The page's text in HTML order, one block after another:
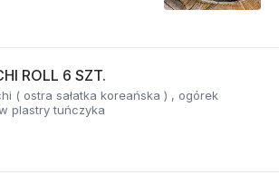
ROLL 6 SZT.
( ostra sałatka koreańska ) , ogórek
plastry tuńczyka